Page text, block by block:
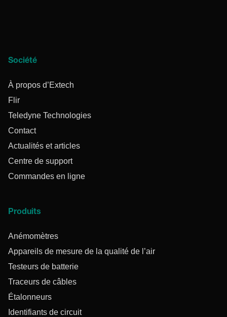
Société
À propos d’Extech
Flir
Teledyne Technologies
Contact
Actualités et articles
Centre de support
Commandes en ligne
Produits
Anémomètres
Appareils de mesure de la qualité de l’air
Testeurs de batterie
Traceurs de câbles
Étalonneurs
Identifiants de circuit